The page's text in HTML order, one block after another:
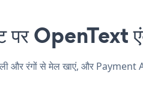
रंगों से मेल खाएं, और Payment